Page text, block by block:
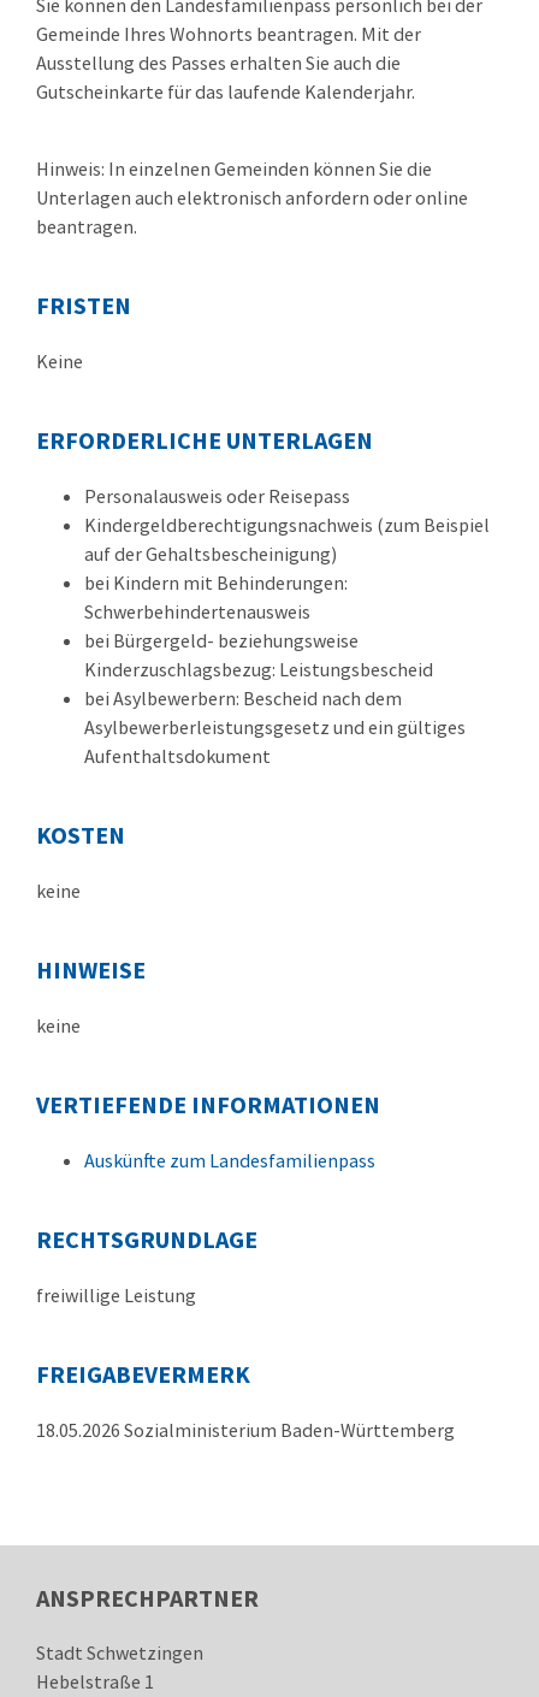
Sie können den Landesfamilienpass persönlich bei der
Gemeinde Ihres Wohnorts beantragen. Mit der
Ausstellung des Passes erhalten Sie auch die
Gutscheinkarte für das laufende Kalenderjahr.
Hinweis: In einzelnen Gemeinden können Sie die
Unterlagen auch elektronisch anfordern oder online
beantragen.
FRISTEN
Keine
ERFORDERLICHE UNTERLAGEN
Personalausweis oder Reisepass
Kindergeldberechtigungsnachweis (zum Beispiel
auf der Gehaltsbescheinigung)
bei Kindern mit Behinderungen:
Schwerbehindertenausweis
bei Bürgergeld- beziehungsweise
Kinderzuschlagsbezug: Leistungsbescheid
bei Asylbewerbern: Bescheid nach dem
Asylbewerberleistungsgesetz und ein gültiges
Aufenthaltsdokument
KOSTEN
keine
HINWEISE
keine
VERTIEFENDE INFORMATIONEN
Auskünfte zum Landesfamilienpass
RECHTSGRUNDLAGE
freiwillige Leistung
FREIGABEVERMERK
18.05.2026 Sozialministerium Baden-Württemberg
ANSPRECHPARTNER
Stadt Schwetzingen
Hebelstraße 1